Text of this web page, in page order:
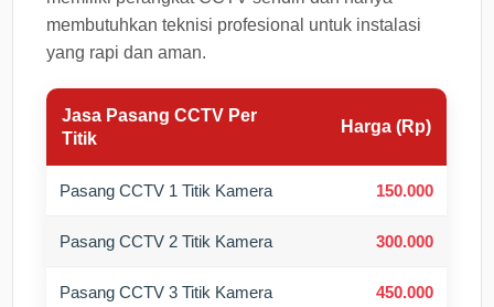
membutuhkan teknisi profesional untuk instalasi
yang rapi dan aman.
Jasa Pasang CCTV Per
Titik
Harga (Rp)
Pasang CCTV 1 Titik Kamera 150.000
Pasang CCTV 2 Titik Kamera 300.000
Pasang CCTV 3 Titik Kamera 450.000